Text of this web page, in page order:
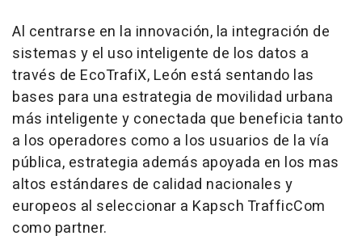
Al centrarse en la innovación, la integración de
sistemas y el uso inteligente de los datos a
través de EcoTrafiX, León está sentando las
bases para una estrategia de movilidad urbana
más inteligente y conectada que beneficia tanto
a los operadores como a los usuarios de la vía
pública, estrategia además apoyada en los mas
altos estándares de calidad nacionales y
europeos al seleccionar a Kapsch TrafficCom
como partner.